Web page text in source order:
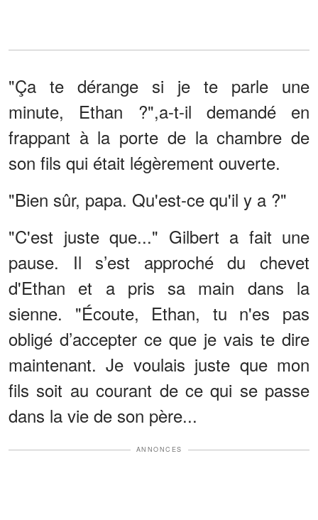
"Ça te dérange si je te parle une
minute, Ethan ?",a-t-il demandé en
frappant à la porte de la chambre de
son fils qui était légèrement ouverte.
"Bien sûr, papa. Qu'est-ce qu'il y a ?"
"C'est juste que..." Gilbert a fait une
pause. Il s’est approché du chevet
d'Ethan et a pris sa main dans la
sienne. "Écoute, Ethan, tu n'es pas
obligé d’accepter ce que je vais te dire
maintenant. Je voulais juste que mon
fils soit au courant de ce qui se passe
dans la vie de son père...
ANNONCES